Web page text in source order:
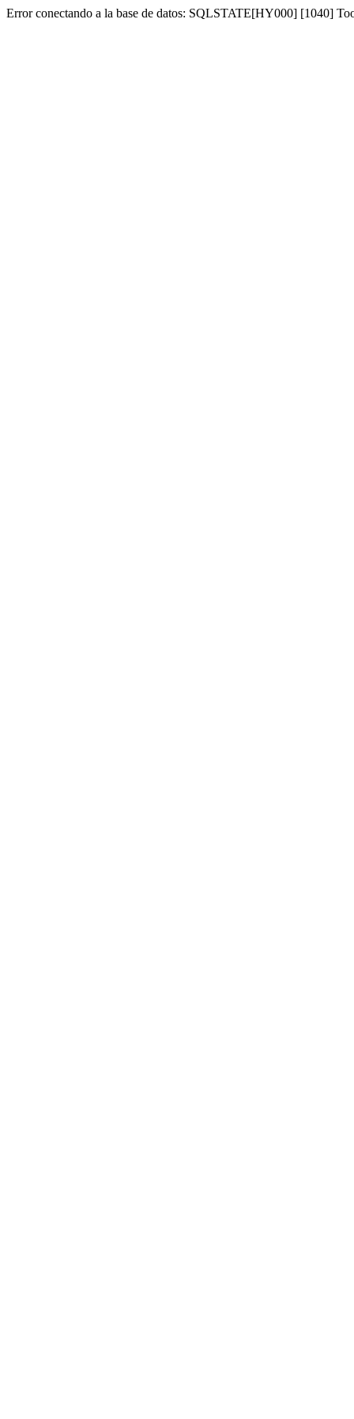
Error conectando a la base de datos: SQLSTATE[HY000] [1040]